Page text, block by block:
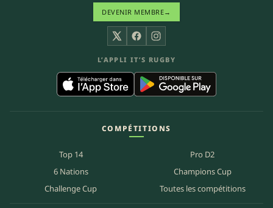
DEVENIR MEMBRE→
X FacebookInstagram
L’APPLI IT’S RUGBY
COMPÉTITIONS
Top 14
Pro D2
6 Nations
Champions Cup
Challenge Cup
Toutes les compétitions